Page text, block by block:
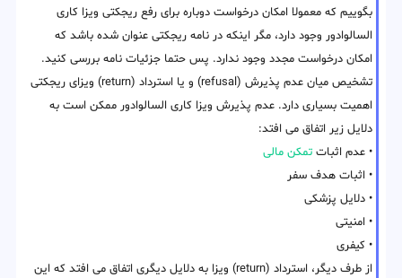
بگوییم که معمولا امکان درخواست دوباره برای رفع ریجکتی ویزا کاری
السالوادور وجود دارد، مگر اینکه در نامه ریجکتی عنوان شده باشد که
امکان درخواست مجدد وجود ندارد. پس حتما جزئیات نامه بررسی کنید.
تشخیص میان عدم پذیرش (refusal) و یا استرداد (return) ویزای ریجکتی
اهمیت بسیاری دارد. عدم پذیرش ویزا کاری السالوادور ممکن است به
دلایل زیر اتفاق می افتد:
• عدم اثبات تمکن مالی
• اثبات هدف سفر
• دلایل پزشکی
• امنیتی
• کیفری
از طرف دیگر، استرداد (return) ویزا به دلایل دیگری اتفاق می افتد که این